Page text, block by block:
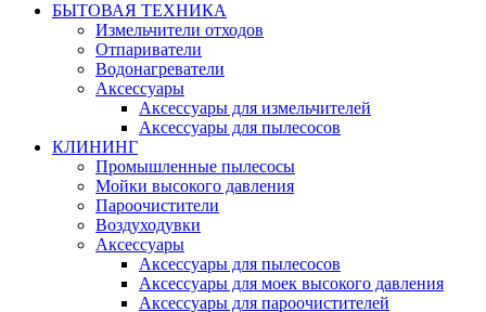
БЫТОВАЯ ТЕХНИКА
Измельчители отходов
Отпариватели
Водонагреватели
Аксессуары
Аксессуары для измельчителей
Аксессуары для пылесосов
КЛИНИНГ
Промышленные пылесосы
Мойки высокого давления
Пароочистители
Воздуходувки
Аксессуары
Аксессуары для пылесосов
Аксессуары для моек высокого давления
Аксессуары для пароочистителей